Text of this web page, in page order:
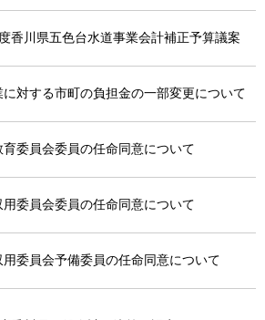
香川県五色台水道事業会計補正予算議案
に対する市町の負担金の一部変更について
育委員会委員の任命同意について
用委員会委員の任命同意について
用委員会予備委員の任命同意について